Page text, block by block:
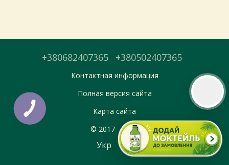
+380682407365 +380502407365
Контактная информация
Полная версия сайта
Карта сайта
© 2017—2026
Укр Рус
Перейти до оформлення
День доставки обираєте під час оформлення.